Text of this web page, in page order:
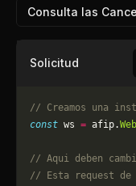
Consulta las
Solicitud
// Creamos una
const ws = afip.
// Aqui deben
// Esta request de